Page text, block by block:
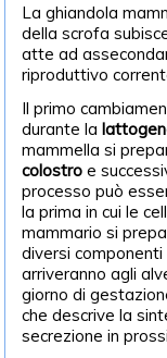
La ghiandola
della scrofa
atte ad
riproduttivo
Il primo
durante la
mammella si
colostro e
processo può
la prima in cui le
mammario si
diversi
arriveranno agli
giorno di
che descrive la
secrezione in